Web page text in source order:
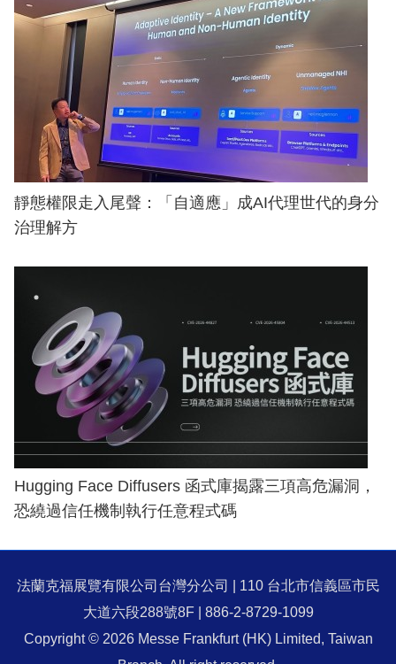
靜態權限走入尾聲：「自適應」成AI代理世代的身分
治理解方
Hugging Face Diffusers 函式庫揭露三項高危漏洞，
恐繞過信任機制執行任意程式碼
法蘭克福展覽有限公司台灣分公司 | 110 台北市信義區市民
大道六段288號8F | 886-2-8729-1099
Copyright © 2026 Messe Frankfurt (HK) Limited, Taiwan